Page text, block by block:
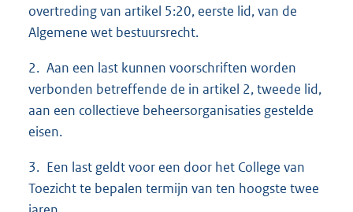
overtreding van artikel 5:20, eerste lid, van de
Algemene wet bestuursrecht.
2. Aan een last kunnen voorschriften worden
verbonden betreffende de in artikel 2, tweede lid,
aan een collectieve beheersorganisaties gestelde
eisen.
3. Een last geldt voor een door het College van
Toezicht te bepalen termijn van ten hoogste twee